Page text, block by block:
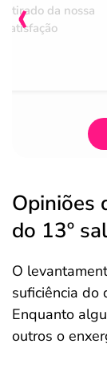
da nossa
‹
Opiniões
do 13º
O
suficiência do
Enquanto
outros o